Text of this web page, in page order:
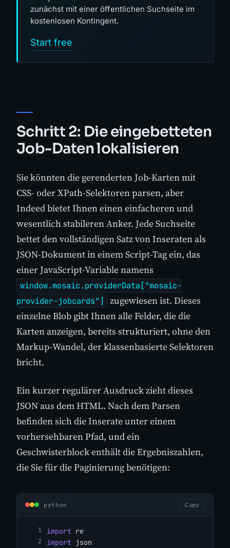
zunächst mit einer öffentlichen Suchseite im
kostenlosen Kontingent.
Start free
Schritt 2: Die eingebetteten
Job-Daten lokalisieren
Sie könnten die gerenderten Job-Karten mit
CSS- oder XPath-Selektoren parsen, aber
Indeed bietet Ihnen einen einfacheren und
wesentlich stabileren Anker. Jede Suchseite
bettet den vollständigen Satz von Inseraten als
JSON-Dokument in einem Script-Tag ein, das
einer JavaScript-Variable namens
window.mosaic.providerData["mosaic-
provider-jobcards"]
zugewiesen ist. Dieses
einzelne Blob gibt Ihnen alle Felder, die die
Karten anzeigen, bereits strukturiert, ohne den
Markup-Wandel, der klassenbasierte Selektoren
bricht.
Ein kurzer regulärer Ausdruck zieht dieses
JSON aus dem HTML. Nach dem Parsen
befinden sich die Inserate unter einem
vorhersehbaren Pfad, und ein
Geschwisterblock enthält die Ergebniszahlen,
die Sie für die Paginierung benötigen:
python Copy
import re
import json